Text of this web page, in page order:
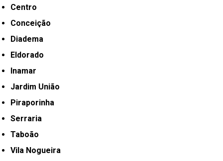
Centro
Conceição
Diadema
Eldorado
Inamar
Jardim União
Piraporinha
Serraria
Taboão
Vila Nogueira